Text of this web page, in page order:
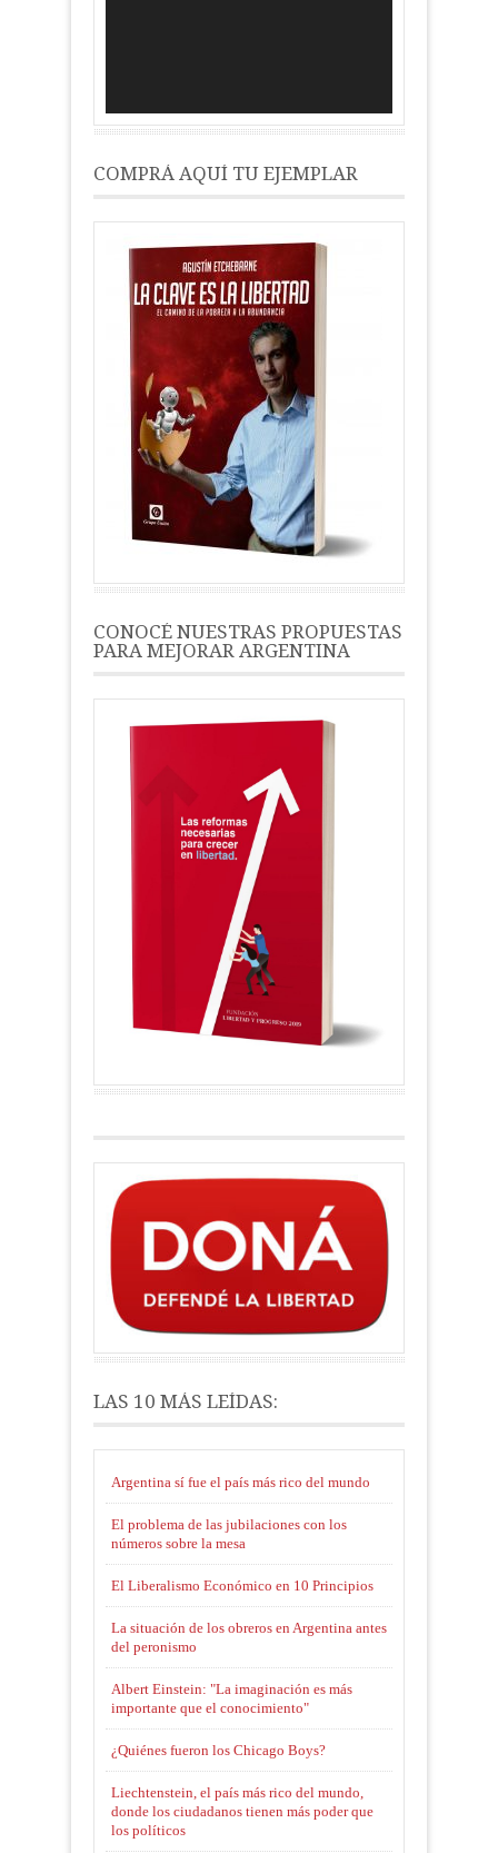
COMPRÁ AQUÍ TU EJEMPLAR
CONOCÉ NUESTRAS PROPUESTAS
PARA MEJORAR ARGENTINA
LAS 10 MÁS LEÍDAS:
Argentina sí fue el país más rico del mundo
El problema de las jubilaciones con los
números sobre la mesa
El Liberalismo Económico en 10 Principios
La situación de los obreros en Argentina antes
del peronismo
Albert Einstein: "La imaginación es más
importante que el conocimiento"
¿Quiénes fueron los Chicago Boys?
Liechtenstein, el país más rico del mundo,
donde los ciudadanos tienen más poder que
los políticos